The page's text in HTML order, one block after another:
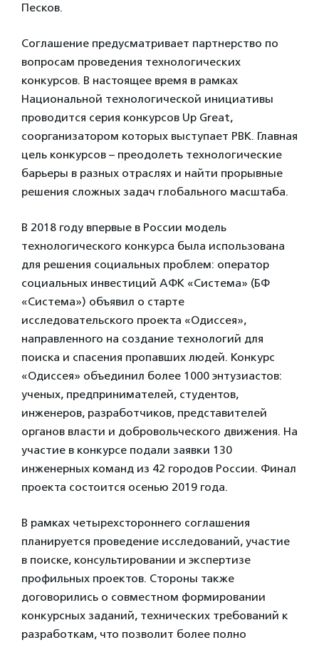
Песков.
Соглашение предусматривает партнерство по
вопросам проведения технологических
конкурсов. В настоящее время в рамках
Национальной технологической инициативы
проводится серия конкурсов Up Great,
соорганизатором которых выступает РВК. Главная
цель конкурсов – преодолеть технологические
барьеры в разных отраслях и найти прорывные
решения сложных задач глобального масштаба.
В 2018 году впервые в России модель
технологического конкурса была использована
для решения социальных проблем: оператор
социальных инвестиций АФК «Система» (БФ
«Система») объявил о старте
исследовательского проекта «Одиссея»,
направленного на создание технологий для
поиска и спасения пропавших людей. Конкурс
«Одиссея» объединил более 1000 энтузиастов:
ученых, предпринимателей, студентов,
инженеров, разработчиков, представителей
органов власти и добровольческого движения. На
участие в конкурсе подали заявки 130
инженерных команд из 42 городов России. Финал
проекта состоится осенью 2019 года.
В рамках четырехстороннего соглашения
планируется проведение исследований, участие
в поиске, консультировании и экспертизе
профильных проектов. Стороны также
договорились о совместном формировании
конкурсных заданий, технических требований к
разработкам, что позволит более полно